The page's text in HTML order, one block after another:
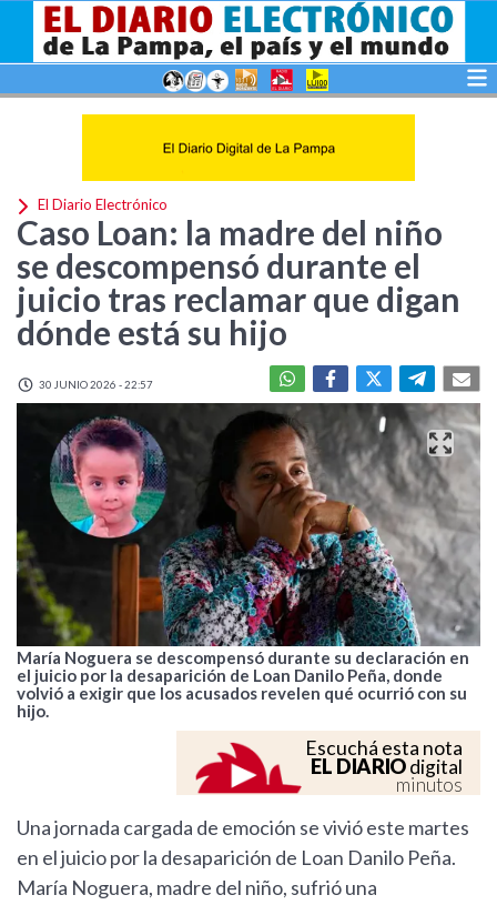
El Diario Electrónico
Caso Loan: la madre del niño
se descompensó durante el
juicio tras reclamar que digan
dónde está su hijo
30 JUNIO 2026 - 22:57
María Noguera se descompensó durante su declaración en
el juicio por la desaparición de Loan Danilo Peña, donde
volvió a exigir que los acusados revelen qué ocurrió con su
hijo.
Escuchá esta nota
EL DIARIOdigital
minutos
Una jornada cargada de emoción se vivió este martes
en el juicio por la desaparición de Loan Danilo Peña.
María Noguera, madre del niño, sufrió una